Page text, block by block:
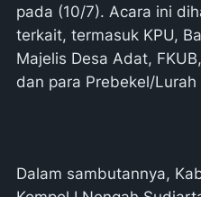
pada (10/7). Acara ini
terkait, termasuk KPU,
Majelis Desa Adat,
dan para Prebekel/
Dalam sambutannya,